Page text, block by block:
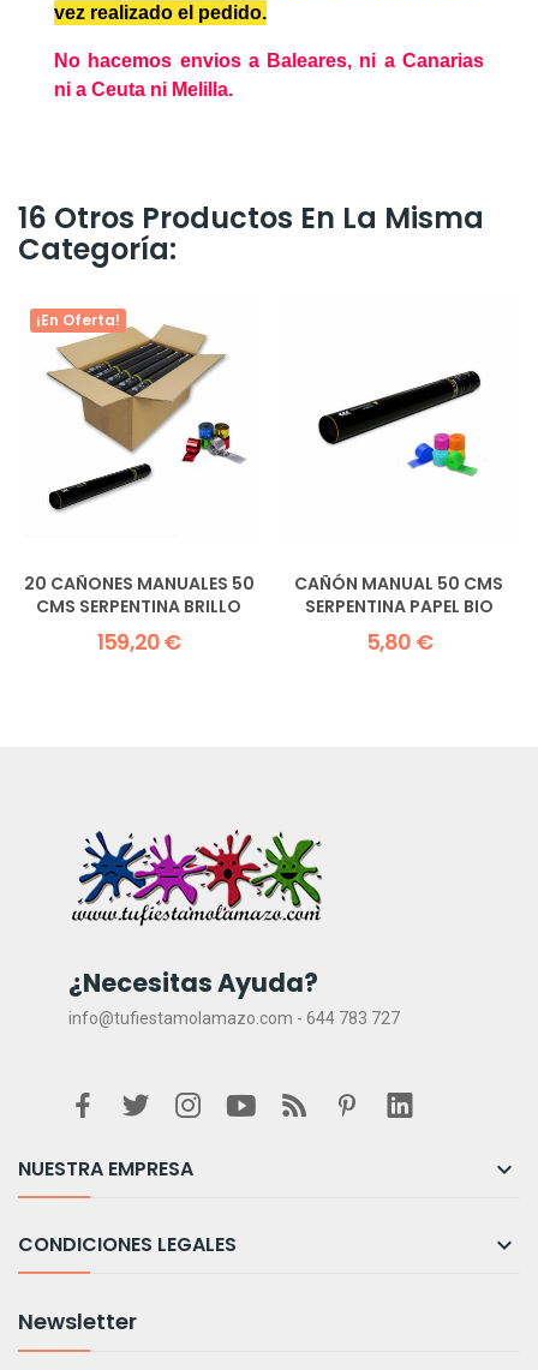
vez realizado el pedido.
No hacemos envios a Baleares, ni a Canarias
ni a Ceuta ni Melilla.
16 Otros Productos En La Misma
Categoría:
¡En Oferta!
20 CAÑONES MANUALES 50
CMS SERPENTINA BRILLO
159,20 €
CAÑÓN MANUAL 50 CMS
SERPENTINA PAPEL BIO
5,80 €
¿Necesitas Ayuda?
info@tufiestamolamazo.com - 644 783 727
NUESTRA EMPRESA 
CONDICIONES LEGALES 
Newsletter